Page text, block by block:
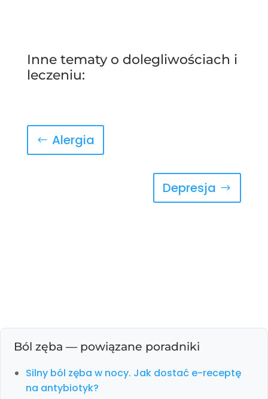
Inne tematy o dolegliwościach i
leczeniu:
Alergia
Depresja
Ból zęba — powiązane poradniki
Silny ból zęba w nocy. Jak dostać e-receptę
na antybiotyk?